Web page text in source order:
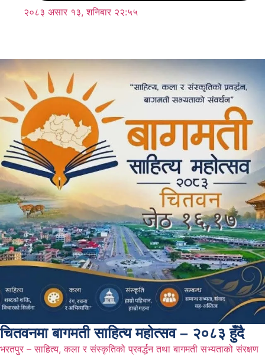
२०८३ असार १३, शनिबार २२:५५
चितवनमा बागमती साहित्य महोत्सव – २०८३ हुँदै
भरतपुर – साहित्य, कला र संस्कृतिको प्रवर्द्धन तथा बागमती सभ्यताको संरक्षण